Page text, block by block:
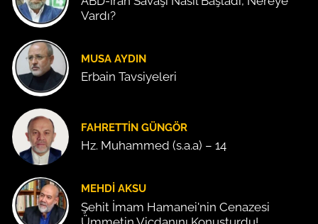
Vardı?
MUSA AYDIN
Erbain Tavsiyeleri
FAHRETTIN GÜNGÖR
Hz. Muhammed (s.a.a) – 14
MEHDI AKSU
Şehit İmam Hamanei'nin Cenazesi